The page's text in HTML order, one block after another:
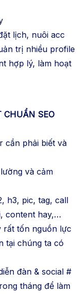
lịch, nuôi acc
trị nhiều profile
hợp lý, làm hoạt
CHUẨN SEO
cần phải biết và
và cảm
h3, pic, tag, call
content hay,…
rất tốn nguồn lực
tại chúng ta có
đàn & social #
tháng để làm